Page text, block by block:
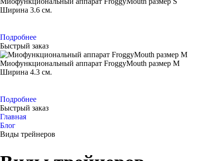
Ширина 3.6 см.
Подробнее
Быстрый заказ
Миофункциональный аппарат FroggyMouth размер M
Ширина 4.3 см.
Подробнее
Быстрый заказ
Главная
Блог
Виды трейнеров